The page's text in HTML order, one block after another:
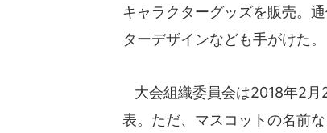
キャラクターグッズを販売。
ターデザインなども手がけた。
大会組織委員会は2018年2月
表。ただ、マスコットの名前